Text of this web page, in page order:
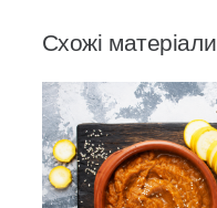
Схожі матеріали